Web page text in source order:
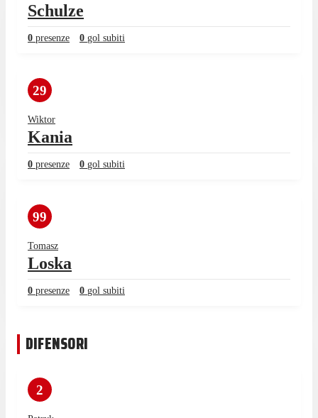
Schulze
0 presenze 0 gol subiti
29
Wiktor
Kania
0 presenze 0 gol subiti
99
Tomasz
Loska
0 presenze 0 gol subiti
DIFENSORI
2